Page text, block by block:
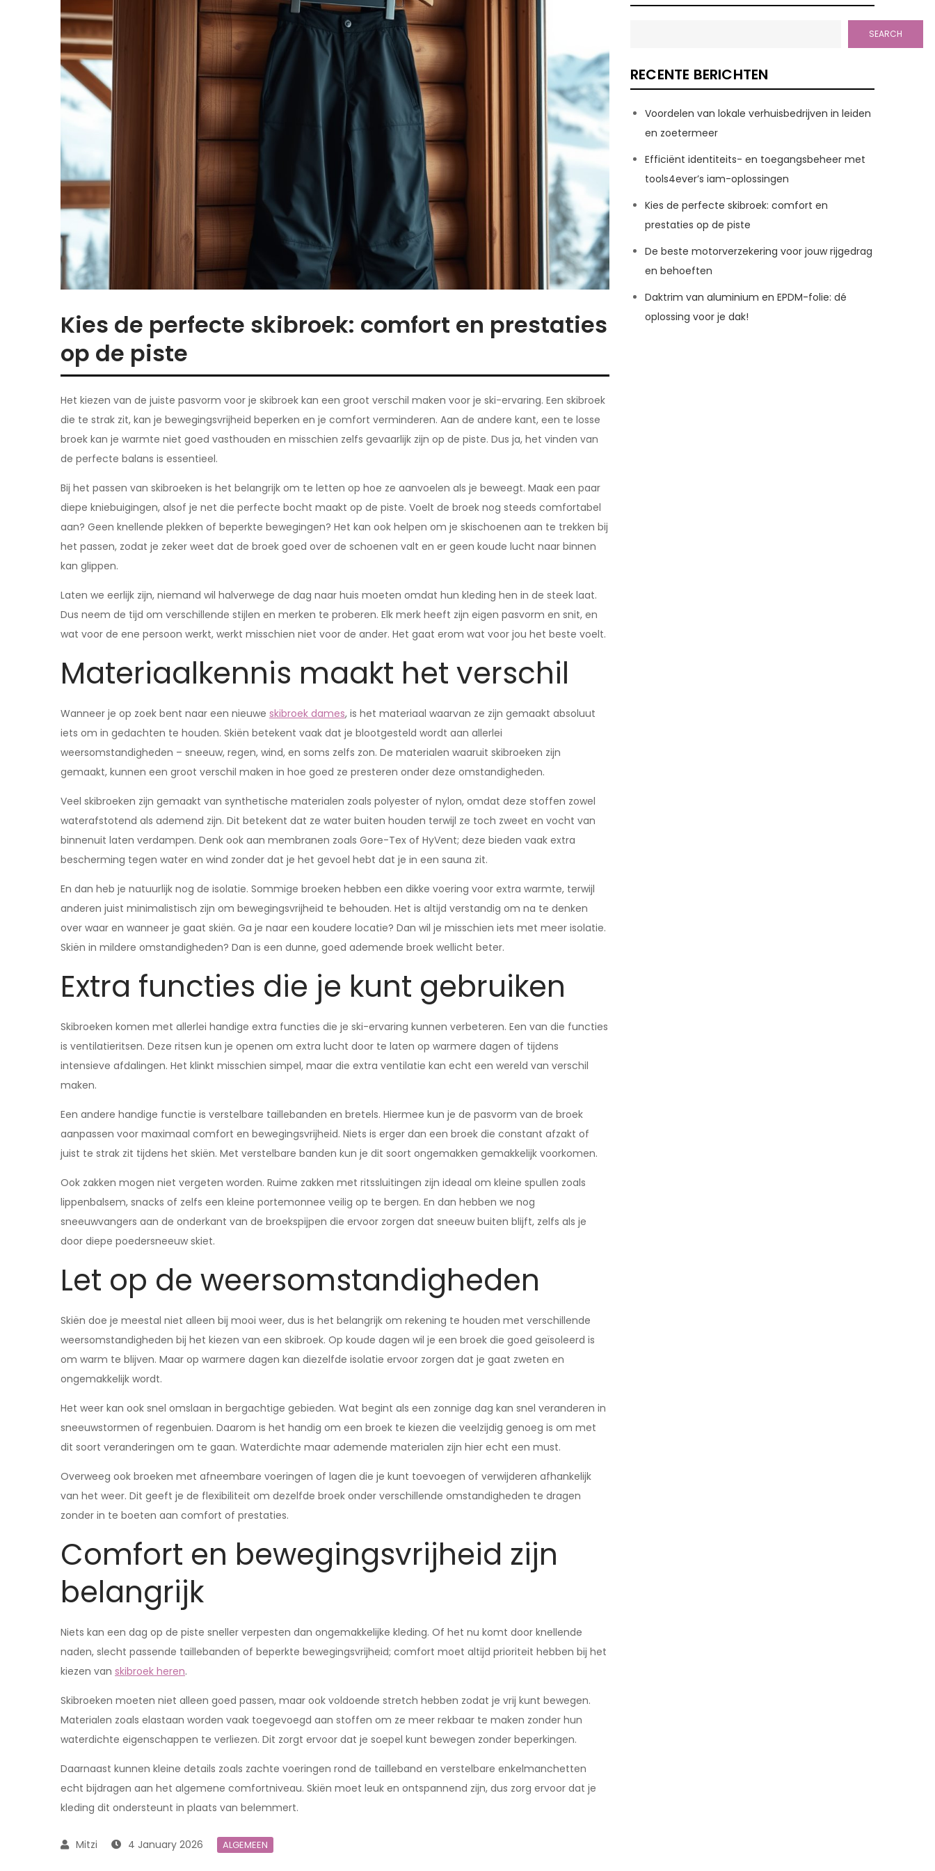
Kies de perfecte skibroek: comfort en prestaties
op de piste
Het kiezen van de juiste pasvorm voor je skibroek kan een groot verschil maken voor je ski-ervaring. Een skibroek
die te strak zit, kan je bewegingsvrijheid beperken en je comfort verminderen. Aan de andere kant, een te losse
broek kan je warmte niet goed vasthouden en misschien zelfs gevaarlijk zijn op de piste. Dus ja, het vinden van
de perfecte balans is essentieel.
Bij het passen van skibroeken is het belangrijk om te letten op hoe ze aanvoelen als je beweegt. Maak een paar
diepe kniebuigingen, alsof je net die perfecte bocht maakt op de piste. Voelt de broek nog steeds comfortabel
aan? Geen knellende plekken of beperkte bewegingen? Het kan ook helpen om je skischoenen aan te trekken bij
het passen, zodat je zeker weet dat de broek goed over de schoenen valt en er geen koude lucht naar binnen
kan glippen.
Laten we eerlijk zijn, niemand wil halverwege de dag naar huis moeten omdat hun kleding hen in de steek laat.
Dus neem de tijd om verschillende stijlen en merken te proberen. Elk merk heeft zijn eigen pasvorm en snit, en
wat voor de ene persoon werkt, werkt misschien niet voor de ander. Het gaat erom wat voor jou het beste voelt.
Materiaalkennis maakt het verschil
Wanneer je op zoek bent naar een nieuwe skibroek dames, is het materiaal waarvan ze zijn gemaakt absoluut
iets om in gedachten te houden. Skiën betekent vaak dat je blootgesteld wordt aan allerlei
weersomstandigheden – sneeuw, regen, wind, en soms zelfs zon. De materialen waaruit skibroeken zijn
gemaakt, kunnen een groot verschil maken in hoe goed ze presteren onder deze omstandigheden.
Veel skibroeken zijn gemaakt van synthetische materialen zoals polyester of nylon, omdat deze stoffen zowel
waterafstotend als ademend zijn. Dit betekent dat ze water buiten houden terwijl ze toch zweet en vocht van
binnenuit laten verdampen. Denk ook aan membranen zoals Gore-Tex of HyVent; deze bieden vaak extra
bescherming tegen water en wind zonder dat je het gevoel hebt dat je in een sauna zit.
En dan heb je natuurlijk nog de isolatie. Sommige broeken hebben een dikke voering voor extra warmte, terwijl
anderen juist minimalistisch zijn om bewegingsvrijheid te behouden. Het is altijd verstandig om na te denken
over waar en wanneer je gaat skiën. Ga je naar een koudere locatie? Dan wil je misschien iets met meer isolatie.
Skiën in mildere omstandigheden? Dan is een dunne, goed ademende broek wellicht beter.
Extra functies die je kunt gebruiken
Skibroeken komen met allerlei handige extra functies die je ski-ervaring kunnen verbeteren. Een van die functies
is ventilatieritsen. Deze ritsen kun je openen om extra lucht door te laten op warmere dagen of tijdens
intensieve afdalingen. Het klinkt misschien simpel, maar die extra ventilatie kan echt een wereld van verschil
maken.
Een andere handige functie is verstelbare taillebanden en bretels. Hiermee kun je de pasvorm van de broek
aanpassen voor maximaal comfort en bewegingsvrijheid. Niets is erger dan een broek die constant afzakt of
juist te strak zit tijdens het skiën. Met verstelbare banden kun je dit soort ongemakken gemakkelijk voorkomen.
Ook zakken mogen niet vergeten worden. Ruime zakken met ritssluitingen zijn ideaal om kleine spullen zoals
lippenbalsem, snacks of zelfs een kleine portemonnee veilig op te bergen. En dan hebben we nog
sneeuwvangers aan de onderkant van de broekspijpen die ervoor zorgen dat sneeuw buiten blijft, zelfs als je
door diepe poedersneeuw skiet.
Let op de weersomstandigheden
Skiën doe je meestal niet alleen bij mooi weer, dus is het belangrijk om rekening te houden met verschillende
weersomstandigheden bij het kiezen van een skibroek. Op koude dagen wil je een broek die goed geïsoleerd is
om warm te blijven. Maar op warmere dagen kan diezelfde isolatie ervoor zorgen dat je gaat zweten en
ongemakkelijk wordt.
Het weer kan ook snel omslaan in bergachtige gebieden. Wat begint als een zonnige dag kan snel veranderen in
sneeuwstormen of regenbuien. Daarom is het handig om een broek te kiezen die veelzijdig genoeg is om met
dit soort veranderingen om te gaan. Waterdichte maar ademende materialen zijn hier echt een must.
Overweeg ook broeken met afneembare voeringen of lagen die je kunt toevoegen of verwijderen afhankelijk
van het weer. Dit geeft je de flexibiliteit om dezelfde broek onder verschillende omstandigheden te dragen
zonder in te boeten aan comfort of prestaties.
Comfort en bewegingsvrijheid zijn
belangrijk
Niets kan een dag op de piste sneller verpesten dan ongemakkelijke kleding. Of het nu komt door knellende
naden, slecht passende taillebanden of beperkte bewegingsvrijheid; comfort moet altijd prioriteit hebben bij het
kiezen van skibroek heren.
Skibroeken moeten niet alleen goed passen, maar ook voldoende stretch hebben zodat je vrij kunt bewegen.
Materialen zoals elastaan worden vaak toegevoegd aan stoffen om ze meer rekbaar te maken zonder hun
waterdichte eigenschappen te verliezen. Dit zorgt ervoor dat je soepel kunt bewegen zonder beperkingen.
Daarnaast kunnen kleine details zoals zachte voeringen rond de tailleband en verstelbare enkelmanchetten
echt bijdragen aan het algemene comfortniveau. Skiën moet leuk en ontspannend zijn, dus zorg ervoor dat je
kleding dit ondersteunt in plaats van belemmert.
4 January 2026 ALGEMEEN
SEARCH
RECENTE BERICHTEN
Voordelen van lokale verhuisbedrijven in leiden
en zoetermeer
Efficiënt identiteits- en toegangsbeheer met
tools4ever’s iam-oplossingen
Kies de perfecte skibroek: comfort en
prestaties op de piste
De beste motorverzekering voor jouw rijgedrag
en behoeften
Daktrim van aluminium en EPDM-folie: dé
oplossing voor je dak!